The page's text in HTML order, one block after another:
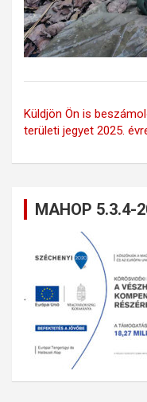
Küldjön Ön is
területi jegyet 2025.
MAHOP 5.3.4-